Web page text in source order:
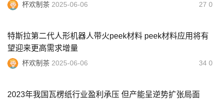
杯欢制茶 2025-06-06 27 0
特斯拉第二代人形机器人带火peek材料 peek材料应用将有
望迎来更高需求增量
杯欢制茶 2025-06-06 34 0
2023年我国瓦楞纸行业盈利承压 但产能呈逆势扩张局面